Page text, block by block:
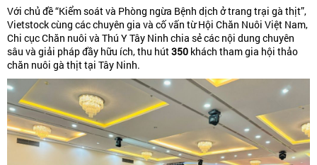
Với chủ đề “Kiểm soát và Phòng ngừa Bệnh dịch ở trang trại gà thịt”,
Vietstock cùng các chuyên gia và cố vấn từ Hội Chăn Nuôi Việt Nam,
Chi cục Chăn nuôi và Thú Y Tây Ninh chia sẻ các nội dung chuyên
sâu và giải pháp đầy hữu ích, thu hút350 khách tham gia hội thảo
chăn nuôi gà thịt tại Tây Ninh.